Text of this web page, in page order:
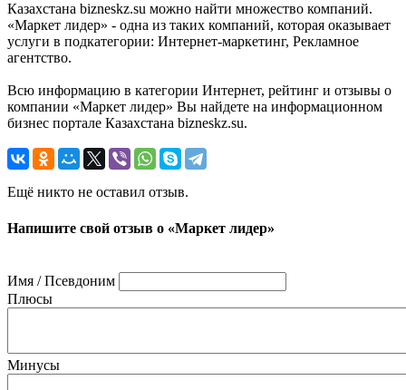
Казахстана bizneskz.su можно найти множество компаний.
«Маркет лидер» - одна из таких компаний, которая оказывает
услуги в подкатегории: Интернет-маркетинг, Рекламное
агентство.
Всю информацию в категории Интернет, рейтинг и отзывы о
компании «Маркет лидер» Вы найдете на информационном
бизнес портале Казахстана bizneskz.su.
Ещё никто не оставил отзыв.
Напишите свой отзыв о «Маркет лидер»
Имя / Псевдоним
Плюсы
Минусы